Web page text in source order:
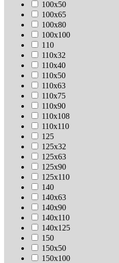
100х50
100х65
100х80
100х100
110
110х32
110х40
110х50
110х63
110х75
110х90
110х108
110х110
125
125х32
125х63
125х90
125х110
140
140х63
140х90
140х110
140х125
150
150х50
150х100